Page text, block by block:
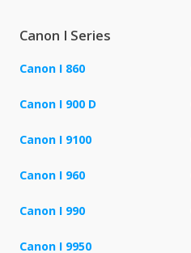
Canon I Series
Canon I 860
Canon I 900 D
Canon I 9100
Canon I 960
Canon I 990
Canon I 9950